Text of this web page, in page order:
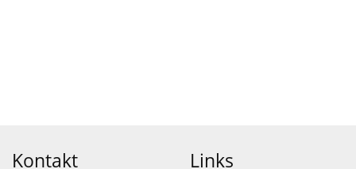
Kontakt Links